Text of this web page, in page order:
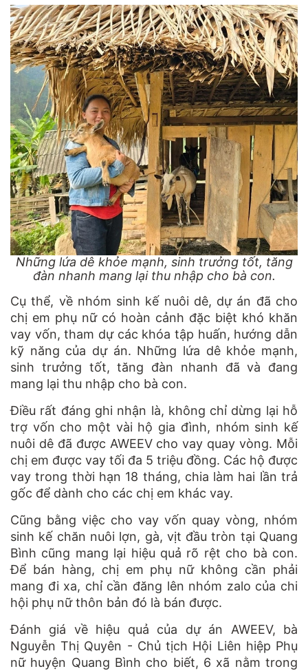
Những lứa dê khỏe mạnh, sinh trưởng tốt, tăng
đàn nhanh mang lại thu nhập cho bà con.
Cụ thể, về nhóm sinh kế nuôi dê, dự án đã cho
chị em phụ nữ có hoàn cảnh đặc biệt khó khăn
vay vốn, tham dự các khóa tập huấn, hướng dẫn
kỹ năng của dự án. Những lứa dê khỏe mạnh,
sinh trưởng tốt, tăng đàn nhanh đã và đang
mang lại thu nhập cho bà con.
Điều rất đáng ghi nhận là, không chỉ dừng lại hỗ
trợ vốn cho một vài hộ gia đình, nhóm sinh kế
nuôi dê đã được AWEEV cho vay quay vòng. Mỗi
chị em được vay tối đa 5 triệu đồng. Các hộ được
vay trong thời hạn 18 tháng, chia làm hai lần trả
gốc để dành cho các chị em khác vay.
Cũng bằng việc cho vay vốn quay vòng, nhóm
sinh kế chăn nuôi lợn, gà, vịt đầu tròn tại Quang
Bình cũng mang lại hiệu quả rõ rệt cho bà con.
Để bán hàng, chị em phụ nữ không cần phải
mang đi xa, chỉ cần đăng lên nhóm zalo của chi
hội phụ nữ thôn bản đó là bán được.
Đánh giá về hiệu quả của dự án AWEEV, bà
Nguyễn Thị Quyên - Chủ tịch Hội Liên hiệp Phụ
nữ huyện Quang Bình cho biết, 6 xã nằm trong